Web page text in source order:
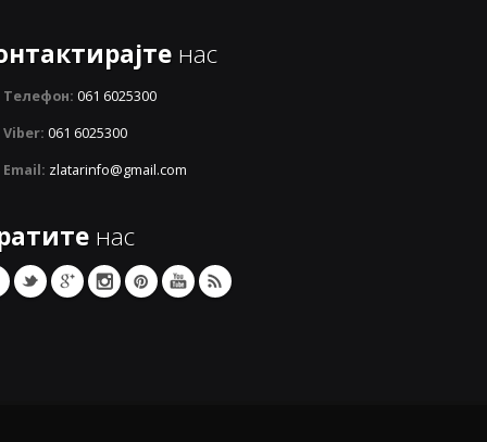
нас
Телефон: 061 6025300
Viber: 061 6025300
Email: zlatarinfo@gmail.com
нас